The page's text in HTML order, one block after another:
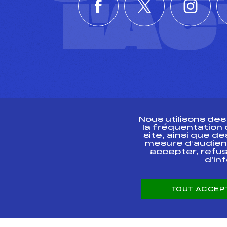
ESPACE PRESSE
Nous utilisons
la fréquentation
site, ainsi que
mesure
accepter,
TOUT